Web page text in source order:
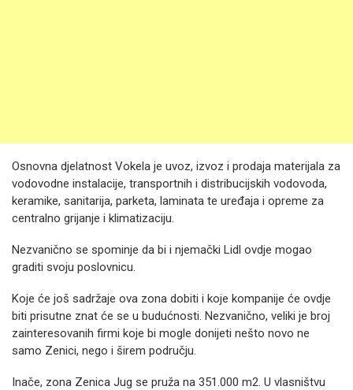
Osnovna djelatnost Vokela je uvoz, izvoz i prodaja materijala za
vodovodne instalacije, transportnih i distribucijskih vodovoda,
keramike, sanitarija, parketa, laminata te uređaja i opreme za
centralno grijanje i klimatizaciju.
Nezvanično se spominje da bi i njemački Lidl ovdje mogao
graditi svoju poslovnicu.
Koje će još sadržaje ova zona dobiti i koje kompanije će ovdje
biti prisutne znat će se u budućnosti. Nezvanično, veliki je broj
zainteresovanih firmi koje bi mogle donijeti nešto novo ne
samo Zenici, nego i širem području.
Inače, zona Zenica Jug se pruža na 351.000 m2. U vlasništvu